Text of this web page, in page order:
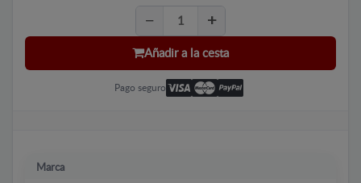
Añadir a la cesta
Pago seguro
Marca